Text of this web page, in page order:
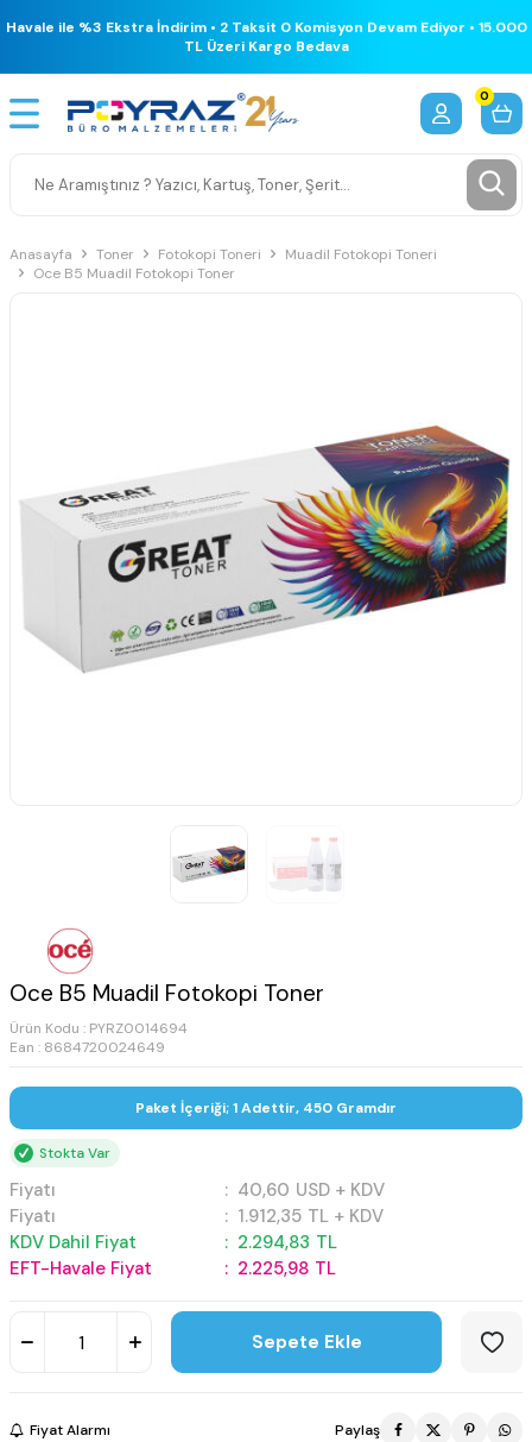
Havale ile %3 Ekstra İndirim • 2 Taksit 0 Komisyon Devam Ediyor • 15.000
TL Üzeri Kargo Bedava
0
Anasayfa Toner Fotokopi Toneri
Muadil Fotokopi Toneri
Oce B5 Muadil Fotokopi Toner
Oce B5 Muadil Fotokopi Toner
Ürün Kodu : PYRZ0014694
Ean : 8684720024649
Paket İçeriği; 1 Adettir, 450 Gramdır
Stokta Var
Fiyatı : 40,60 USD + KDV
Fiyatı
: 1.912,35 TL + KDV
KDV Dahil Fiyat
: 2.294,83 TL
EFT-Havale Fiyat
: 2.225,98 TL
Sepete Ekle
Fiyat Alarmı Paylaş